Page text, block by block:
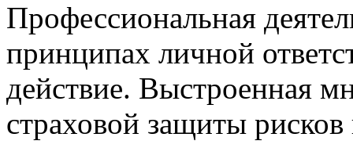
Профессиональная
принципах личной
действие. Выстроенная
страховой защиты